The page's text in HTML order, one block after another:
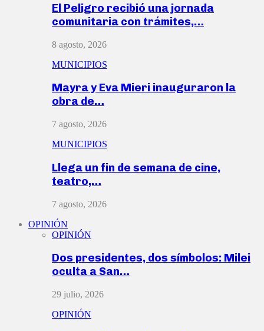
El Peligro recibió una jornada
comunitaria con trámites,…
8 agosto, 2026
MUNICIPIOS
Mayra y Eva Mieri inauguraron la
obra de…
7 agosto, 2026
MUNICIPIOS
Llega un fin de semana de cine,
teatro,…
7 agosto, 2026
OPINIÓN
OPINIÓN
Dos presidentes, dos símbolos: Milei
oculta a San…
29 julio, 2026
OPINIÓN